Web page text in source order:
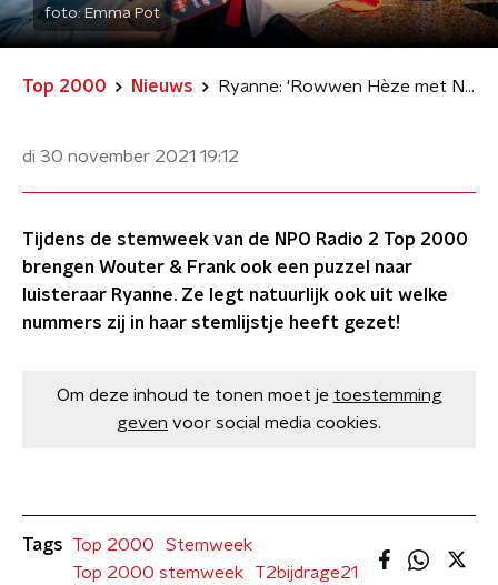
foto:Emma Pot
Top 2000 Nieuws Ryanne: 'Rowwen Hèze met November was het favoriete nummer van mijn vader'
di 30 november 2021 19:12
Tijdens de stemweek van de NPO Radio 2 Top 2000
brengen Wouter & Frank ook een puzzel naar
luisteraar Ryanne. Ze legt natuurlijk ook uit welke
nummers zij in haar stemlijstje heeft gezet!
Om deze inhoud te tonen moet je toestemming
geven voor social media cookies.
Tags Top 2000
Stemweek
Top 2000 stemweek
T2bijdrage21